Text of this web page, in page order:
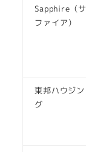
Sapphire（サ
ファイア）
東邦ハウジン
グ